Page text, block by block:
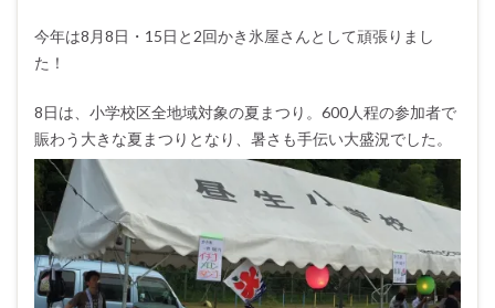
今年は8月8日・15日と2回かき氷屋さんとして頑張りまし
た！
8日は、小学校区全地域対象の夏まつり。600人程の参加者で
賑わう大きな夏まつりとなり、暑さも手伝い大盛況でした。